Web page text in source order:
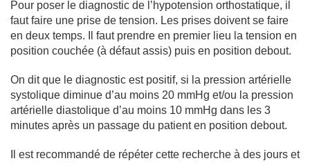
Pour poser le diagnostic de l’hypotension orthostatique, il
faut faire une prise de tension. Les prises doivent se faire
en deux temps. Il faut prendre en premier lieu la tension en
position couchée (à défaut assis) puis en position debout.
On dit que le diagnostic est positif, si la pression artérielle
systolique diminue d’au moins 20 mmHg et/ou la pression
artérielle diastolique d’au moins 10 mmHg dans les 3
minutes après un passage du patient en position debout.
Il est recommandé de répéter cette recherche à des jours et